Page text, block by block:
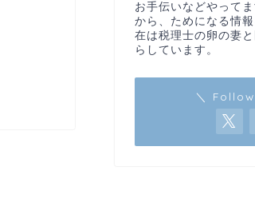
お手伝いなどやって
から、ためになる情
在は税理士の卵の妻
らしています。
＼